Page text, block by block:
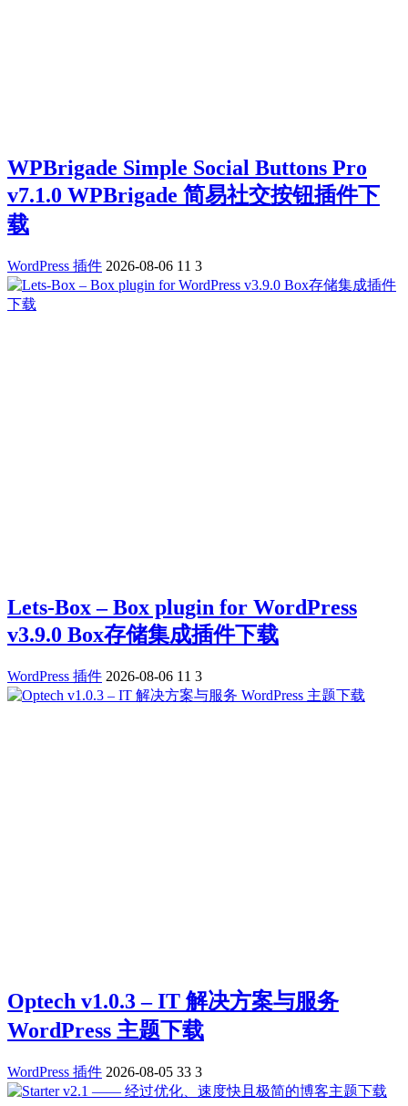
WPBrigade Simple Social Buttons Pro
v7.1.0 WPBrigade 简易社交按钮插件下
载
WordPress 插件 2026-08-06 11 3
Lets-Box – Box plugin for WordPress
v3.9.0 Box存储集成插件下载
WordPress 插件 2026-08-06 11 3
Optech v1.0.3 – IT 解决方案与服务
WordPress 主题下载
WordPress 插件 2026-08-05 33 3